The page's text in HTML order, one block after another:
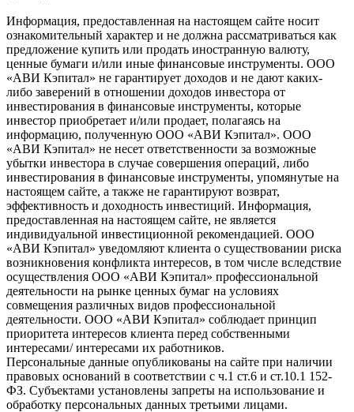
Информация, предоставленная на настоящем сайте носит
ознакомительный характер и не должна рассматриваться как
предложение купить или продать иностранную валюту,
ценные бумаги и/или иные финансовые инструменты. ООО
«АВИ Кэпитал» не гарантирует доходов и не дают каких-
либо заверений в отношении доходов инвестора от
инвестирования в финансовые инструменты, которые
инвестор приобретает и/или продает, полагаясь на
информацию, полученную ООО «АВИ Кэпитал». ООО
«АВИ Кэпитал» не несет ответственности за возможные
убытки инвестора в случае совершения операций, либо
инвестирования в финансовые инструменты, упомянутые на
настоящем сайте, а также не гарантируют возврат,
эффективность и доходность инвестиций. Информация,
предоставленная на настоящем сайте, не является
индивидуальной инвестиционной рекомендацией. ООО
«АВИ Кэпитал» уведомляют клиента о существовании риска
возникновения конфликта интересов, в том числе вследствие
осуществления ООО «АВИ Кэпитал» профессиональной
деятельности на рынке ценных бумаг на условиях
совмещения различных видов профессиональной
деятельности. ООО «АВИ Кэпитал» соблюдает принцип
приоритета интересов клиента перед собственными
интересами/ интересами их работников.
Персональные данные опубликованы на сайте при наличии
правовых оснований в соответствии с ч.1 ст.6 и ст.10.1 152-
ФЗ. Субъектами установлены запреты на использование и
обработку персональных данных третьими лицами.